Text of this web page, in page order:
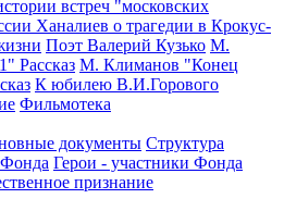
встреч "московских
Ханалиев о трагедии в Крокус-
Поэт Валерий Кузько М.
Рассказ М. Климанов "Конец
К юбилею В.И.Горового
Фильмотека
документы Структура
Герои - участники Фонда
признание